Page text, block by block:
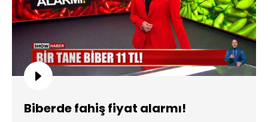
Biberde fahiş fiyat alarmı!